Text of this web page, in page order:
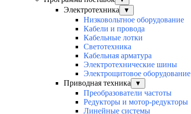
Электротехника ▼
Низковольтное оборудование
Кабели и провода
Кабельные лотки
Светотехника
Кабельная арматура
Электротехнические шины
Электрощитовое оборудование
Приводная техника
▼
Преобразователи частоты
Редукторы и мотор-редукторы
Линейные системы